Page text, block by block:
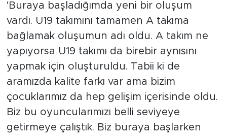
'Buraya başladığımda yeni bir oluşum
vardı. U19 takımını tamamen A takıma
bağlamak oluşumun adı oldu. A takım ne
yapıyorsa U19 takımı da birebir aynısını
yapmak için oluşturuldu. Tabii ki de
aramızda kalite farkı var ama bizim
çocuklarımız da hep gelişim içerisinde oldu.
Biz bu oyuncularımızı belli seviyeye
getirmeye çalıştık. Biz buraya başlarken